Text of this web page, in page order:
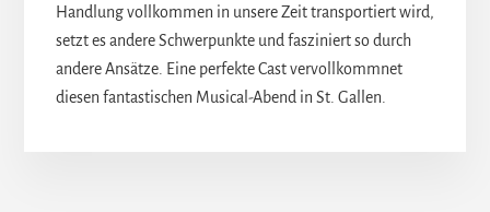
Handlung vollkommen in unsere Zeit transportiert wird,
setzt es andere Schwerpunkte und fasziniert so durch
andere Ansätze. Eine perfekte Cast vervollkommnet
diesen fantastischen Musical-Abend in St. Gallen.